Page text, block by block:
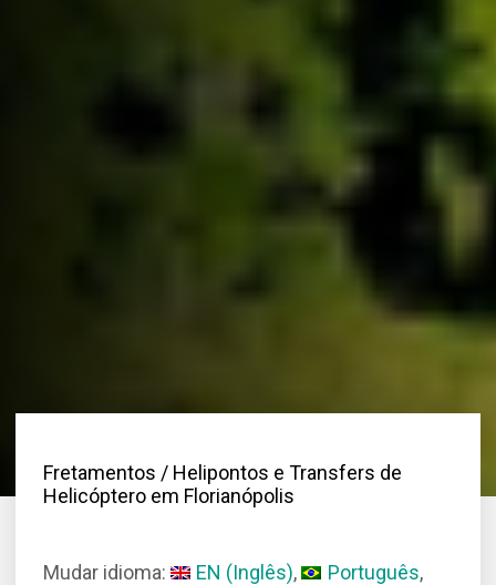
Fretamentos / Helipontos e Transfers de
Helicóptero em Florianópolis
Mudar idioma: EN (Inglês)
Português